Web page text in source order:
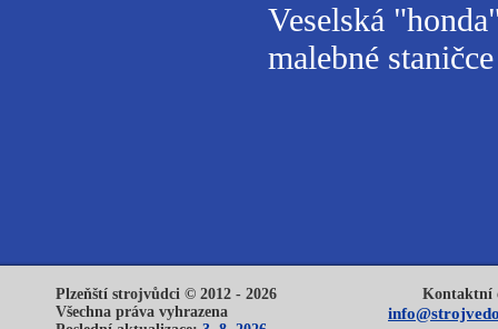
Veselská
malebné
Plzeňští strojvůdci © 2012 - 2026
Všechna práva vyhrazena
Kontaktní